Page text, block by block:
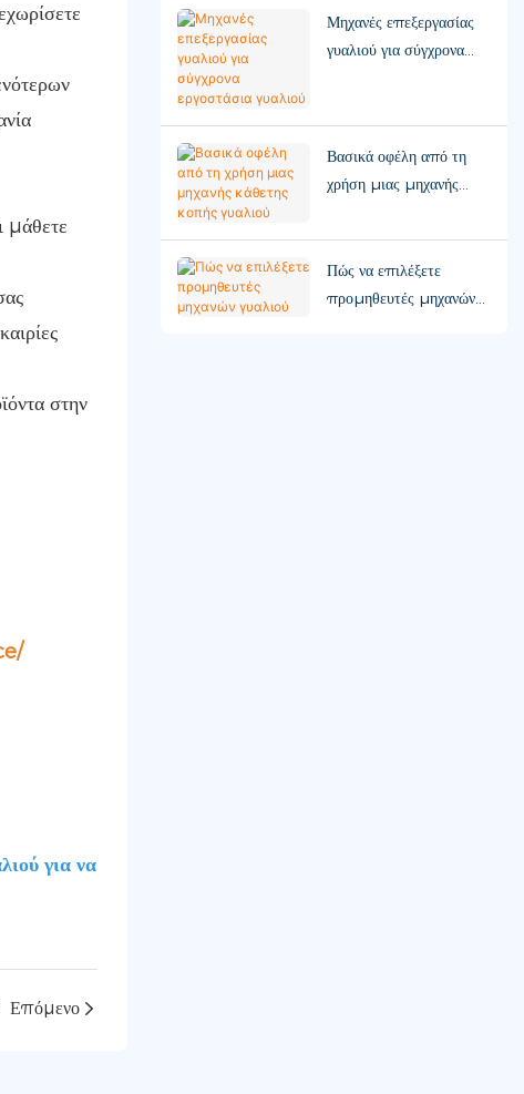
μάθετε
στην
Επόμενο
Μηχανές επεξεργασίας
γυαλιού για σύγχρονα
Βασικά οφέλη από τη
χρήση μιας μηχανής
Πώς να επιλέξετε
προμηθευτές μηχανών